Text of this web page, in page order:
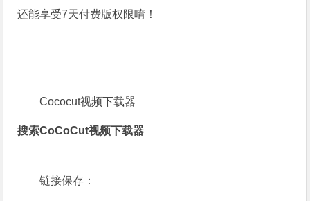
还能享受7天付费版权限唷！
Cococut视频下载器
搜索CoCoCut视频下载器
链接保存：